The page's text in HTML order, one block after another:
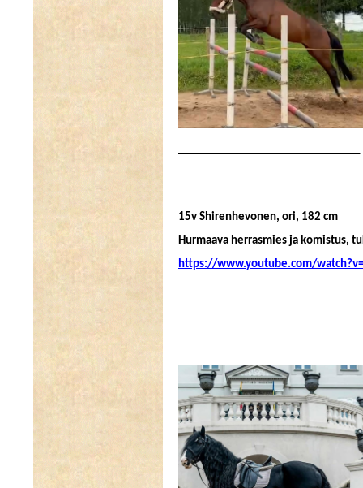
15v Shirenhevonen, ori, 182 cm
Hurmaava herrasmies ja komistus,
https://www.youtube.com/